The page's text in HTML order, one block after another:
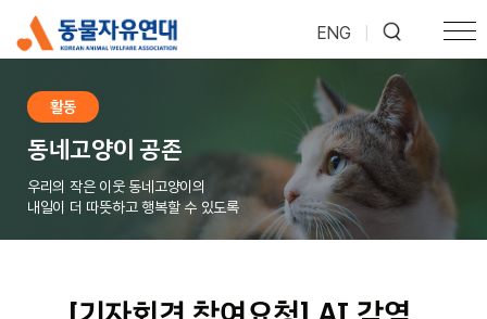
ENG
활동
동네고양이 공존
우리의 작은 이웃 동네고양이의
내일이 더 따뜻하고 행복할 수 있도록